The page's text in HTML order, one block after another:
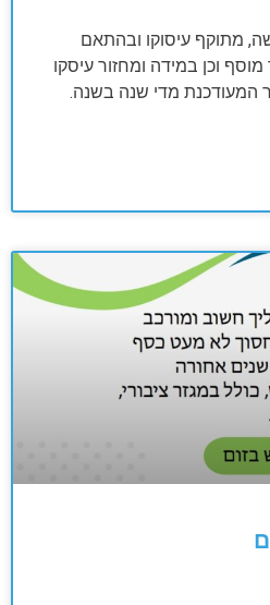
מתוקף עיסוקו ובהתאם
וכן במידה ומחזור עיסקו
המעודכנת מדי שנה בשנה.